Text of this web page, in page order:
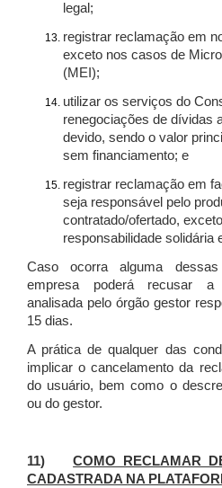
legal;
registrar reclamação em
exceto nos casos de
(MEI);
utilizar os serviços do
renegociações de dívidas
devido, sendo o valor
sem financiamento; e
registrar reclamação em
seja responsável pelo
contratado/ofertado,
responsabilidade solidária
Caso ocorra alguma
empresa poderá recusar
analisada pelo órgão gestor
15 dias.
A prática de qualquer das
implicar o cancelamento da
do usuário, bem como o
ou do gestor.
11)COMO RECLAMAR
CADASTRADA NA